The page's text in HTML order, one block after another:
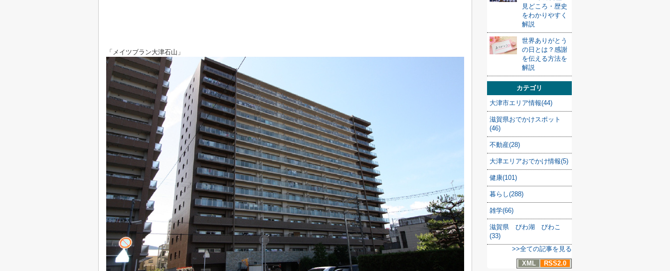
「メイツブラン大津石山」
見どころ・歴史
をわかりやすく
解説
世界ありがとう
の日とは？感謝
を伝える方法を
解説
カテゴリ
大津市エリア情報(44)
滋賀県おでかけスポット
(46)
不動産(28)
大津エリアおでかけ情報(5)
健康(101)
暮らし(288)
雑学(66)
滋賀県 びわ湖 びわこ
(33)
>>全ての記事を見る
XML
RSS2.0